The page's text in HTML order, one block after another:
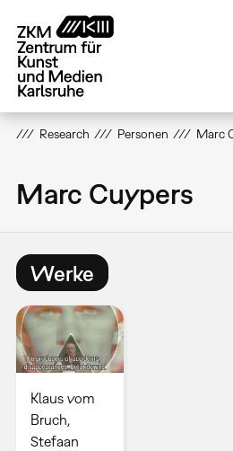
zum
Inhalt
Research Personen Marc
Marc Cuypers
Werke
Klaus vom
Bruch,
Stefaan